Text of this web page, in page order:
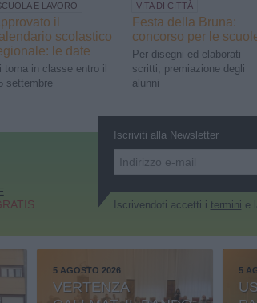
E LAVORO
il
scolastico
le date
torna in classe entro il
settembre
VITA DI CITTÀ
Festa della Bruna:
concorso per le
Per disegni ed elaborati
scritti, premiazione degli
alunni
Iscriviti alla Newsletter
Iscrivendoti accetti i termini e
5 AGOSTO 2026
VERTENZA
5